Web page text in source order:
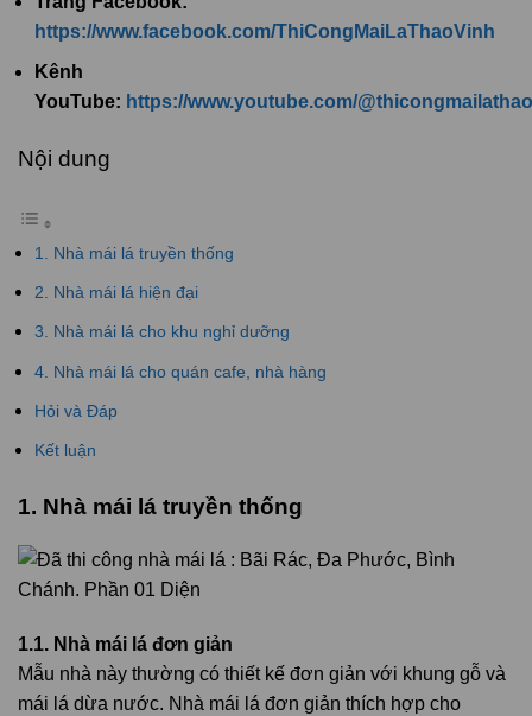
https://www.facebook.com/ThiCongMaiLaThaoVinh
Kênh
YouTube: https://www.youtube.com/
Nội dung
1. Nhà mái lá truyền thống
2. Nhà mái lá hiện đại
3. Nhà mái lá cho khu nghỉ dưỡng
4. Nhà mái lá cho quán cafe, nhà hàng
Hỏi và Đáp
Kết luận
1. Nhà mái lá truyền thống
1.1. Nhà mái lá đơn giản
Mẫu nhà này thường có thiết kế đơn giản với khung gỗ và
mái lá dừa nước. Nhà mái lá đơn giản thích hợp cho